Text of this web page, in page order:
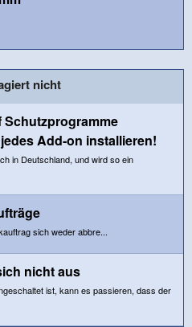
nicht
Schutzprogramme
Add-on installieren!
in Deutschland, und wird so ein
sich weder abbre...
nicht aus
ist, kann es passieren, dass der